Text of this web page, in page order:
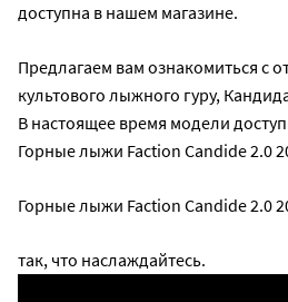
доступна в нашем магазине.
Предлагаем вам ознакомиться с
культового лыжного гуру,
В настоящее время модели
Горные лыжи Faction Candide 2.0
Горные лыжи Faction Candide 2.0
так, что наслаждайтесь.